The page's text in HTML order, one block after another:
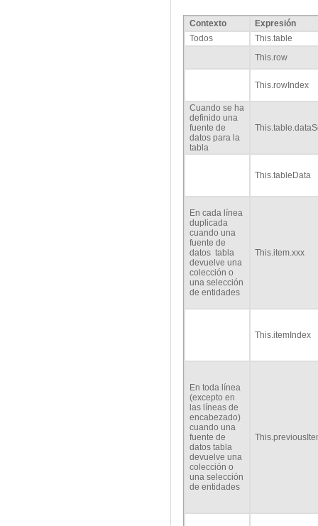
Contexto
Expresión
Todos
This.table
This.row
This.rowIndex
Cuando se ha
definido una
fuente de
datos para la
tabla
This.tableData
En cada línea
duplicada
cuando una
fuente de
datos tabla
devuelve una
colección o
una selección
de entidades
This.item.xxx
This.itemIndex
En toda línea
(excepto en
las líneas de
encabezado)
cuando una
fuente de
datos tabla
devuelve una
colección o
una selección
de entidades